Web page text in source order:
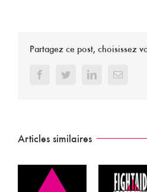
Partagez ce post, choisissez
FacebookTwitterLinkedInEmail
Articles similaires